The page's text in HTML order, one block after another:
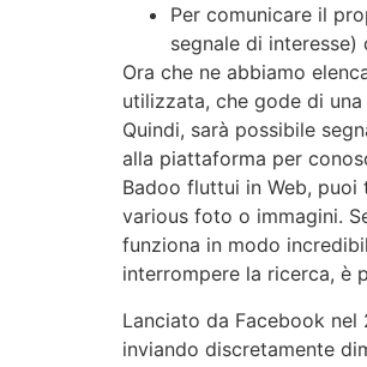
Per comunicare il
segnale di
Ora che ne abbiamo
utilizzata, che gode di
Quindi, sarà possibile
alla piattaforma per
Badoo fluttui in Web,
various foto o immagini.
funziona in modo
interrompere la ricerca, è
Lanciato da Facebook
inviando discretamente